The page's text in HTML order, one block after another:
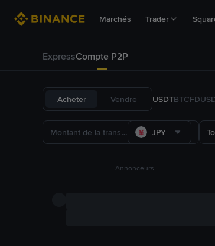
Marchés Trader
ExpressCompte P2P
Acheter Vendre USDTBTC
JPY
Annonceurs